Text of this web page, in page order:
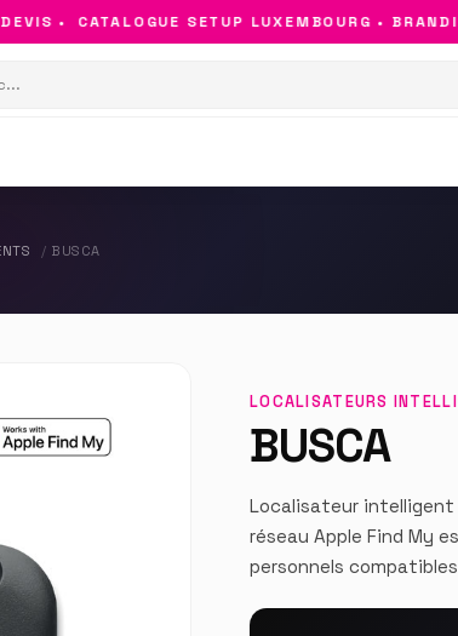
• CATALOGUE SETUP LUXEMBOURG •
BUSCA
LOCALISATEURS
BUSCA
Localisateur intelligent
réseau Apple Find My
personnels